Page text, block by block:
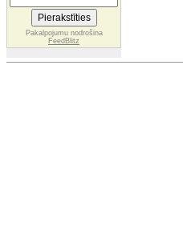
Pakalpojumu nodrošina
FeedBlitz